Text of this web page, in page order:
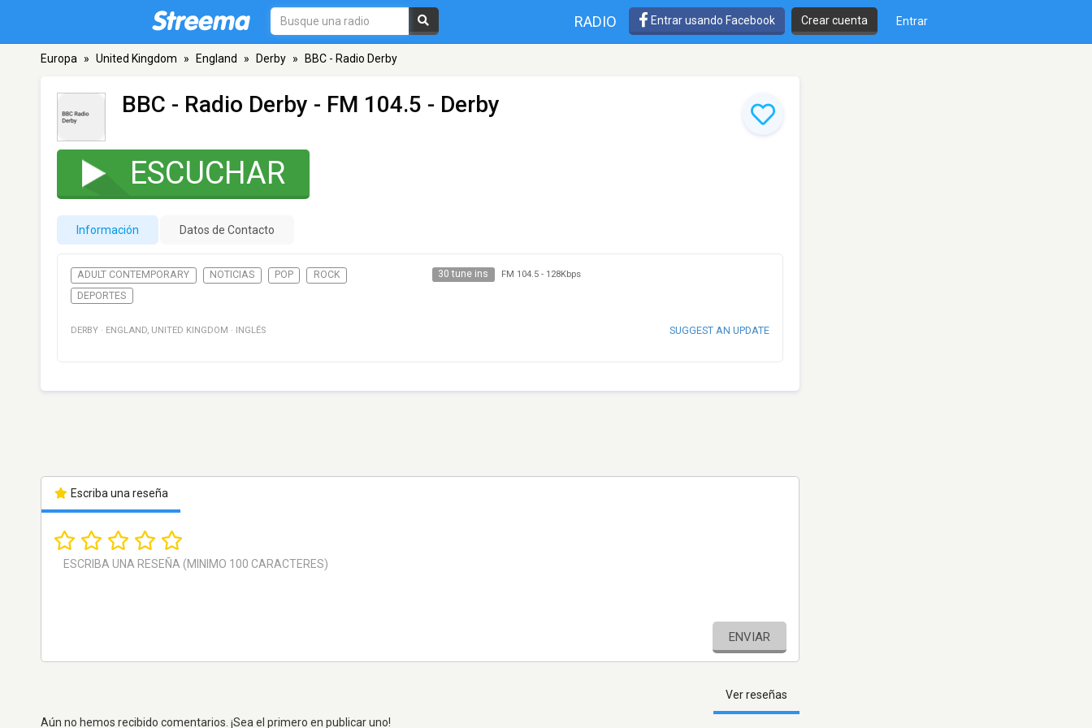
RADIO Entrar usando Facebook Crear cuenta Entrar
Europa » United Kingdom » England » Derby » BBC - Radio Derby
BBC - Radio Derby - FM 104.5 - Derby
ESCUCHAR
Información Datos de Contacto
ADULT CONTEMPORARY NOTICIAS POP
ROCK
DEPORTES
30 tune ins FM 104.5- 128Kbps
DERBY · ENGLAND, UNITED KINGDOM · INGLÉS SUGGEST AN UPDATE
Escriba una reseña
ENVIAR
Ver reseñas
Aún no hemos recibido comentarios. ¡Sea el primero en publicar uno!